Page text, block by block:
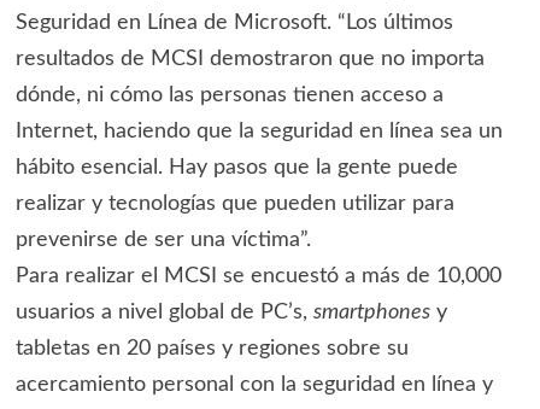
Seguridad en Línea de Microsoft. “Los últimos
resultados de MCSI demostraron que no importa
dónde, ni cómo las personas tienen acceso a
Internet, haciendo que la seguridad en línea sea un
hábito esencial. Hay pasos que la gente puede
realizar y tecnologías que pueden utilizar para
prevenirse de ser una víctima”.
Para realizar el MCSI se encuestó a más de 10,000
usuarios a nivel global de PC’s, smartphonesy
tabletas en 20 países y regiones sobre su
acercamiento personal con la seguridad en línea y